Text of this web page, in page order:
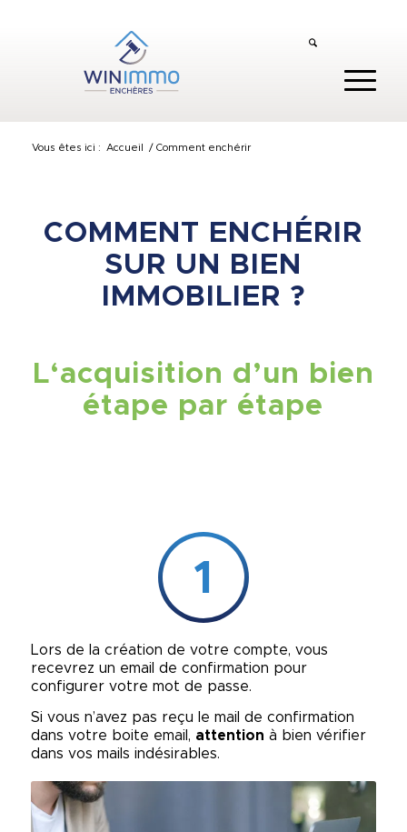
Vous êtes ici : Accueil / Comment enchérir
COMMENT ENCHÉRIR
SUR UN BIEN
IMMOBILIER ?
L‘acquisition d’un bien
étape par étape
1
Lors de la création de votre compte, vous
recevrez un email de confirmation pour
configurer votre mot de passe.
Si vous n’avez pas reçu le mail de confirmation
dans votre boite email, attention à bien vérifier
dans vos mails indésirables.